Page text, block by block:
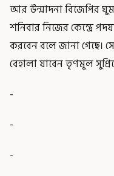
আর উন্মাদনা বিজেপির ঘুম
শনিবার নিজের কেন্দ্রে
করবেন বলে জানা গেছে।
বেহালা যাবেন তৃণমূল
-
-
-